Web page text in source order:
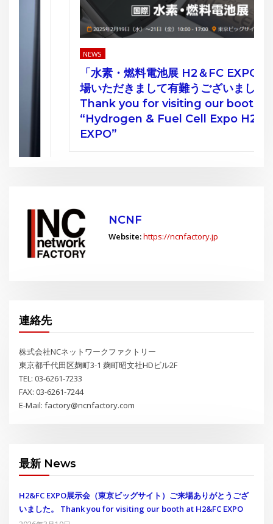
「水素・燃料電池展 H2＆FC EXPO」ご来
場いただきまして有難うございました。
Thank you for visiting our booth at
“Hydrogen & Fuel Cell Expo H2 & FC
NCNF
Website:https://ncnfactory.jp
連絡先
株式会社NCネットワークファクトリー
東京都千代田区麹町3-1 麹町昭文社HDビル2F
TEL: 03-6261-7233
FAX: 03-6261-7244
E-Mail: factory@ncnfactory.com
最新 News
H2&FC EXPO展示会（東京ビッグサイト）ご来場ありがとうござ
いました。 Thank you for visiting our booth at H2&FC EXPO